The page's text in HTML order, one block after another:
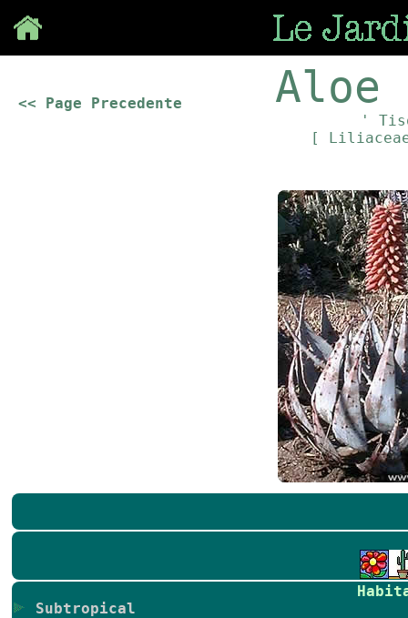
<< Page Precedente Aloe
'
[
Subtropical